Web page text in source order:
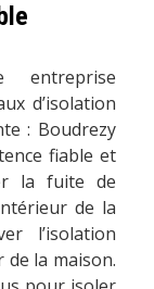
d’isolation
: Boudrezy
fiable et
la fuite de
de la
l’isolation
la maison.